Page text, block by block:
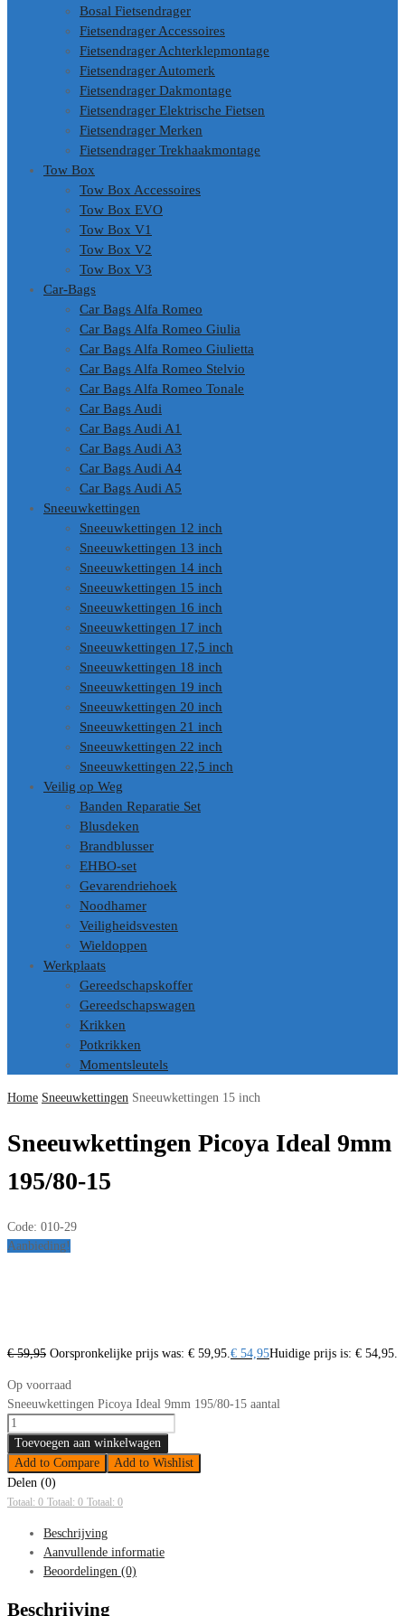
Bosal Fietsendrager
Fietsendrager Accessoires
Fietsendrager Achterklepmontage
Fietsendrager Automerk
Fietsendrager Dakmontage
Fietsendrager Elektrische Fietsen
Fietsendrager Merken
Fietsendrager Trekhaakmontage
Tow Box
Tow Box Accessoires
Tow Box EVO
Tow Box V1
Tow Box V2
Tow Box V3
Car-Bags
Car Bags Alfa Romeo
Car Bags Alfa Romeo Giulia
Car Bags Alfa Romeo Giulietta
Car Bags Alfa Romeo Stelvio
Car Bags Alfa Romeo Tonale
Car Bags Audi
Car Bags Audi A1
Car Bags Audi A3
Car Bags Audi A4
Car Bags Audi A5
Sneeuwkettingen
Sneeuwkettingen 12 inch
Sneeuwkettingen 13 inch
Sneeuwkettingen 14 inch
Sneeuwkettingen 15 inch
Sneeuwkettingen 16 inch
Sneeuwkettingen 17 inch
Sneeuwkettingen 17,5 inch
Sneeuwkettingen 18 inch
Sneeuwkettingen 19 inch
Sneeuwkettingen 20 inch
Sneeuwkettingen 21 inch
Sneeuwkettingen 22 inch
Sneeuwkettingen 22,5 inch
Veilig op Weg
Banden Reparatie Set
Blusdeken
Brandblusser
EHBO-set
Gevarendriehoek
Noodhamer
Veiligheidsvesten
Wieldoppen
Werkplaats
Gereedschapskoffer
Gereedschapswagen
Krikken
Potkrikken
Momentsleutels
Home Sneeuwkettingen Sneeuwkettingen 15 inch
Sneeuwkettingen Picoya Ideal 9mm
195/80-15
Code: 010-29
Aanbieding!
€59,95 Oorspronkelijke prijs was: € 59,95. € 54,95Huidige prijs is: € 54,95.
Op voorraad
Sneeuwkettingen Picoya Ideal 9mm 195/80-15 aantal
Toevoegen aan winkelwagen
Add to Compare
Add to Wishlist
Delen (0)
Totaal: 0 Totaal: 0 Totaal: 0
Beschrijving
Aanvullende informatie
Beoordelingen (0)
Beschrijving